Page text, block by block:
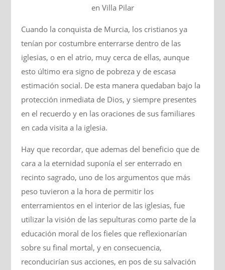
en Villa Pilar
Cuando la conquista de Murcia, los cristianos ya
tenían por costumbre enterrarse dentro de las
iglesias, o en el atrio, muy cerca de ellas, aunque
esto último era signo de pobreza y de escasa
estimación social. De esta manera quedaban bajo la
protección inmediata de Dios, y siempre presentes
en el recuerdo y en las oraciones de sus familiares
en cada visita a la iglesia.
Hay que recordar, que ademas del beneficio que de
cara a la eternidad suponía el ser enterrado en
recinto sagrado, uno de los argumentos que más
peso tuvieron a la hora de permitir los
enterramientos en el interior de las iglesias, fue
utilizar la visión de las sepulturas como parte de la
educación moral de los fieles que reflexionarían
sobre su final mortal, y en consecuencia,
reconducirían sus acciones, en pos de su salvación